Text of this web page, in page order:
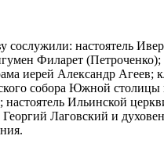
сослужили: настоятель
Филарет (Петроченко);
иерей Александр Агеев;
собора Южной столицы
настоятель Ильинской
Лаговский и